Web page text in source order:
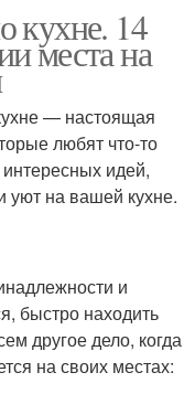
кухне. 14
места на
— настоящая
любят что-то
идей,
уют на вашей кухне.
и
быстро находить
другое дело, когда
на своих местах: